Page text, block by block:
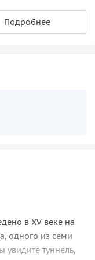
Подробнее
в XV веке на
одного из семи
увидите туннель,